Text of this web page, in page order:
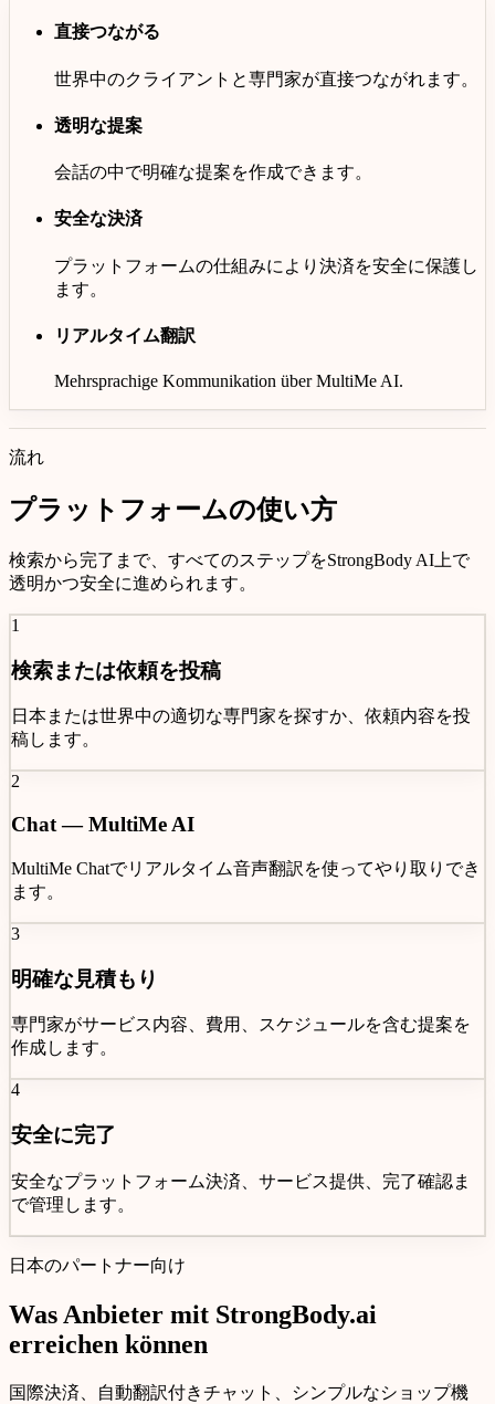
直接つながる
世界中のクライアントと専門家が直接つながれます。
透明な提案
会話の中で明確な提案を作成できます。
安全な決済
プラットフォームの仕組みにより決済を安全に保護し
ます。
リアルタイム翻訳
Mehrsprachige Kommunikation über MultiMe AI.
流れ
プラットフォームの使い方
検索から完了まで、すべてのステップをStrongBody AI上で
透明かつ安全に進められます。
1
検索または依頼を投稿
日本または世界中の適切な専門家を探すか、依頼内容を投
稿します。
2
Chat —MultiMe AI
MultiMe Chatでリアルタイム音声翻訳を使ってやり取りでき
ます。
3
明確な見積もり
専門家がサービス内容、費用、スケジュールを含む提案を
作成します。
4
安全に完了
安全なプラットフォーム決済、サービス提供、完了確認ま
で管理します。
日本のパートナー向け
Was Anbieter mit StrongBody.ai
erreichen können
国際決済、自動翻訳付きチャット、シンプルなショップ機